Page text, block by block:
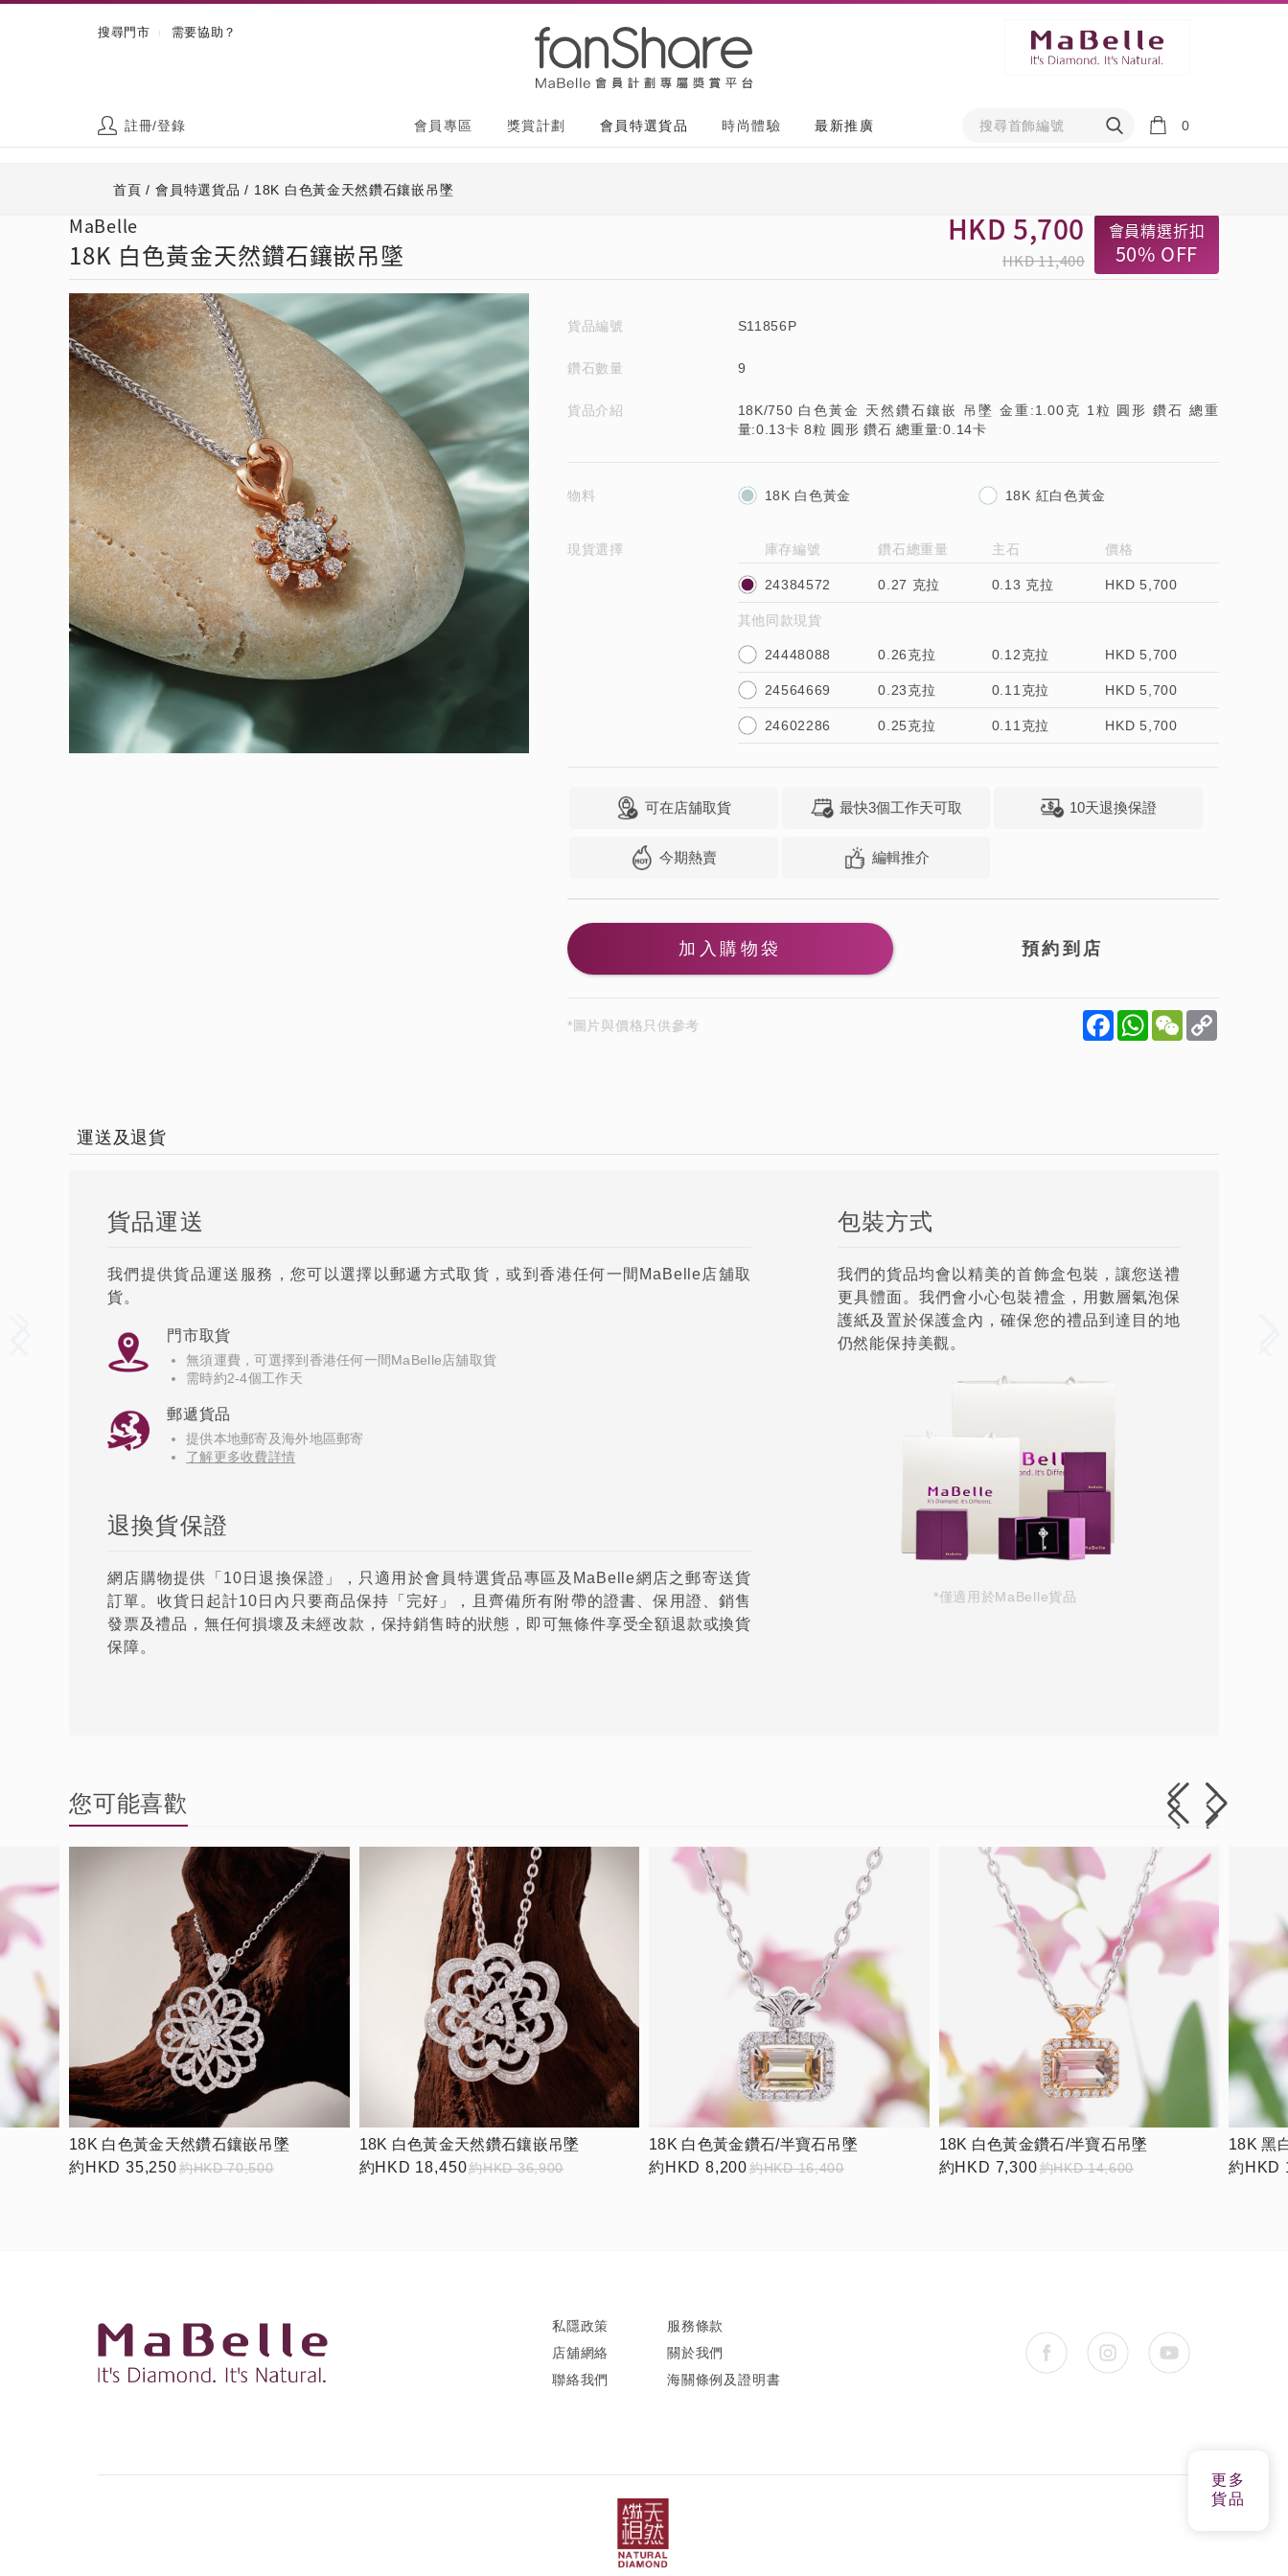
搜尋門市 需要協助？
註冊/登錄 會員專區 獎賞計劃 會員特選貨品 時尚體驗 最新推廣 0
首頁 / 會員特選貨品 / 18K 白色黃金天然鑽石鑲嵌吊墜
MaBelle
18K 白色黃金天然鑽石鑲嵌吊墜
HKD 5,700
HKD 11,400
會員精選折扣
50% OFF
貨品編號 S11856P
鑽石數量 9
貨品介紹
18K/750 白色黃金 天然鑽石鑲嵌 吊墜 金重:1.00克 1粒 圓形 鑽石 總重
量:0.13卡 8粒 圓形 鑽石 總重量:0.14卡
物料 18K 白色黃金 18K 紅白色黃金
現貨選擇 庫存編號 鑽石總重量 主石 價格
24384572 0.27 克拉 0.13 克拉 HKD 5,700
其他同款現貨
24448088 0.26克拉 0.12克拉 HKD 5,700
24564669 0.23克拉 0.11克拉 HKD 5,700
24602286 0.25克拉 0.11克拉 HKD 5,700
可在店舖取貨 最快3個工作天可取 10天退換保證
今期熱賣 編輯推介
加入購物袋
*圖片與價格只供參考 Facebook
WhatsApp
WeChat
運送及退貨
貨品運送
我們提供貨品運送服務，您可以選擇以郵遞方式取貨，或到香港任何一間MaBelle店舖取
貨。
門市取貨
無須運費，可選擇到香港任何一間MaBelle店舖取貨
需時約2-4個工作天
郵遞貨品
提供本地郵寄及海外地區郵寄
了解更多收費詳情
退換貨保證
網店購物提供「10日退換保證」，只適用於會員特選貨品專區及MaBelle網店之郵寄送貨
訂單。收貨日起計10日內只要商品保持「完好」，且齊備所有附帶的證書、保用證、銷售
發票及禮品，無任何損壞及未經改款，保持銷售時的狀態，即可無條件享受全額退款或換貨
保障。
包裝方式
我們的貨品均會以精美的首飾盒包裝，讓您送禮
更具體面。我們會小心包裝禮盒，用數層氣泡保
護紙及置於保護盒內，確保您的禮品到達目的地
仍然能保持美觀。
*僅適用於MaBelle貨品
您可能喜歡
18K 白色黃金天然鑽石鑲嵌吊墜
約HKD 35,250約HKD 70,500
18K 白色黃金天然鑽石鑲嵌吊墜
約HKD 18,450約HKD 36,900
18K 白色黃金鑽石/半寶石吊墜
約HKD 8,200約HKD 16,400
18K 白色黃金鑽石/半寶石吊墜
約HKD 7,300約HKD 14,600
18K 黑
約HKD
更多
貨品
私隱政策
店舖網絡
聯絡我們
服務條款
關於我們
海關條例及證明書